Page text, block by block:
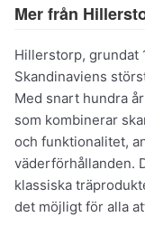
Mer från
Hillerstorp, grundat
Skandinaviens
Med snart hundra
som kombinerar
och funktionalitet,
väderförhållanden.
klassiska
det möjligt för alla